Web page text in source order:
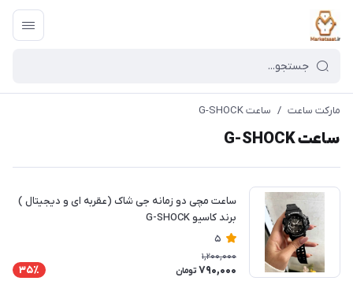
مارکت ساعت / ساعت G-SHOCK
ساعت G-SHOCK
ساعت مچی دو زمانه جی شاک (عقربه ای و دیجیتال )
برند کاسیو G-SHOCK
5
1,200,000
790,000 تومان 35٪